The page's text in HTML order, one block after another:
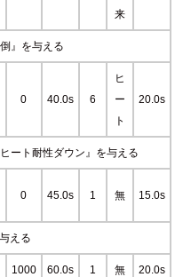
来
』を与える
0 40.0s 6
ヒ
ー
ト
20.0s
ート耐性ダウン』を与える
0 45.0s 1 無 15.0s
える
1000 60.0s 1 無 20.0s